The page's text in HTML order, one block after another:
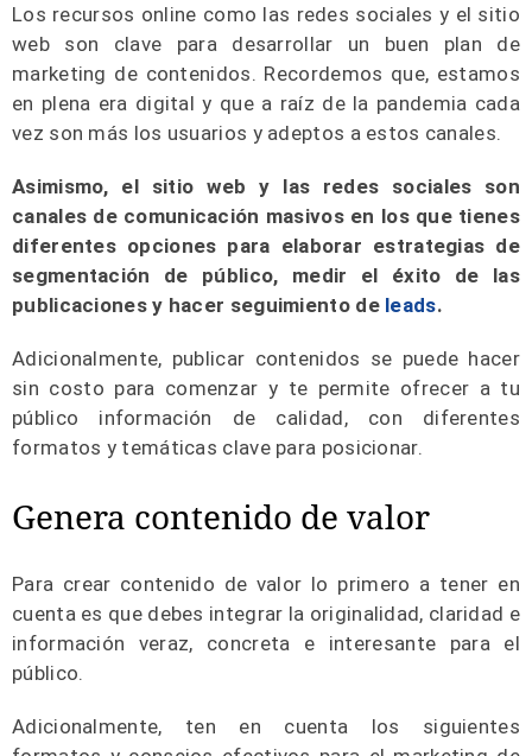
Los recursos online como las redes sociales y el sitio
web son clave para desarrollar un buen plan de
marketing de contenidos. Recordemos que, estamos
en plena era digital y que a raíz de la pandemia cada
vez son más los usuarios y adeptos a estos canales.
Asimismo, el sitio web y las redes sociales son
canales de comunicación masivos en los que tienes
diferentes opciones para elaborar estrategias de
segmentación de público, medir el éxito de las
publicaciones y hacer seguimiento de leads.
Adicionalmente, publicar contenidos se puede hacer
sin costo para comenzar y te permite ofrecer a tu
público información de calidad, con diferentes
formatos y temáticas clave para posicionar.
Genera contenido de valor
Para crear contenido de valor lo primero a tener en
cuenta es que debes integrar la originalidad, claridad e
información veraz, concreta e interesante para el
público.
Adicionalmente, ten en cuenta los siguientes